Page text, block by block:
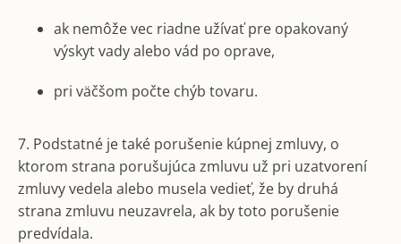
ak nemôže vec riadne užívať pre opakovaný
výskyt vady alebo vád po oprave,
pri väčšom počte chýb tovaru.
7. Podstatné je také porušenie kúpnej zmluvy, o
ktorom strana porušujúca zmluvu už pri uzatvorení
zmluvy vedela alebo musela vedieť, že by druhá
strana zmluvu neuzavrela, ak by toto porušenie
predvídala.